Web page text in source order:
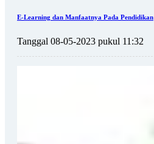
E-Learning dan Manfaatnya Pada Pendidikan
Tanggal 08-05-2023 pukul 11:32